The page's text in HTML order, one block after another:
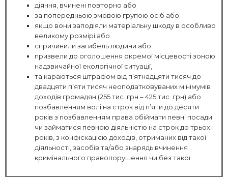
діяння, вчинені повторно або
за попередньою змовою групою осіб або
якщо вони заподіяли матеріальну шкоду в особливо
великому розмірі або
спричинили загибель людини або
призвели до оголошення окремої місцевості зоною
надзвичайної екологічної ситуації,
та караються штрафом від п’ятнадцяти тисяч до
двадцяти п’яти тисяч неоподатковуваних мінімумів
доходів громадян (255 тис. грн – 425 тис. грн) або
позбавленням волі на строк від п’яти до десяти
років з позбавленням права обіймати певні посади
чи займатися певною діяльністю на строк до трьох
років, з конфіскацією доходів, отриманих від такої
діяльності, засобів та/або знарядь вчинення
кримінального правопорушення чи без такої.